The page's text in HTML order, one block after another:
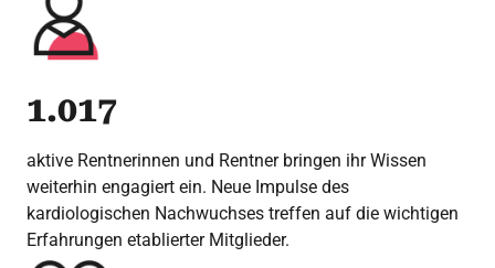
1.017
aktive Rentnerinnen und Rentner bringen ihr Wissen
weiterhin engagiert ein. Neue Impulse des
kardiologischen Nachwuchses treffen auf die wichtigen
Erfahrungen etablierter Mitglieder.